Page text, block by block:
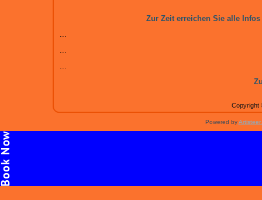
Zur Zeit erreichen Sie alle
...
...
...
Copyright
Powered by